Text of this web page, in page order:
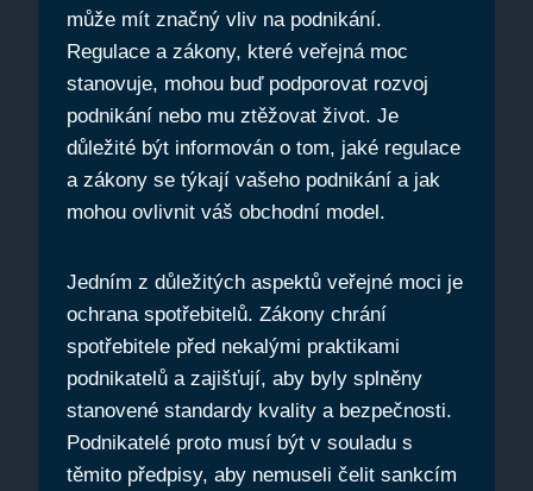
může mít značný vliv na podnikání.
Regulace a zákony, které veřejná moc
stanovuje, mohou buď podporovat rozvoj
podnikání nebo mu ztěžovat život. Je
důležité být informován o tom, jaké regulace
a zákony se týkají vašeho podnikání a jak
mohou ovlivnit váš obchodní model.
Jedním z důležitých aspektů veřejné moci je
ochrana spotřebitelů. Zákony chrání
spotřebitele před nekalými praktikami
podnikatelů a zajišťují, aby byly splněny
stanovené standardy kvality a bezpečnosti.
Podnikatelé proto musí být v souladu s
těmito předpisy, aby nemuseli čelit sankcím